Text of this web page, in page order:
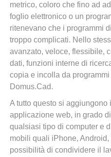
metrico, coloro che fino ad
foglio elettronico o un
ritenevano che i programmi
troppo complicati. Nello
avanzato, veloce, flessibile,
dati, funzioni interne di
copia e incolla da
Domus.Cad.
A tutto questo si aggiungono
applicazione web, in grado
qualsiasi tipo di computer e
mobili quali iPhone,
possibilità di condividere il